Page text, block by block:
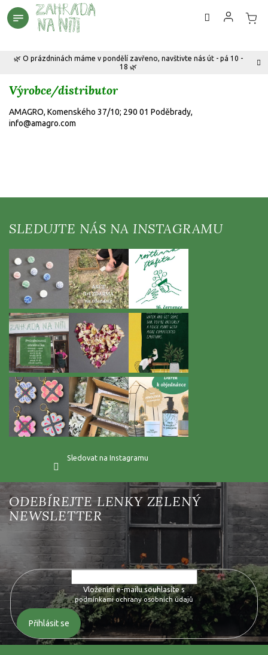
Přejít
na
🌿 O prázdninách máme v pondělí zavřeno, navštivte nás út - pá 10 -
18 🌿
Výrobce/distributor
AMAGRO, Komenského 37/10; 290 01 Poděbrady,
info@amagro.com
Sledovat na Instagramu
Vložte svůj e-mail a my vám budeme zasílat informace o nových
produktech na našem e-shopu.
Vložením e-mailu souhlasíte s
podmínkami ochrany osobních údajů
Přihlásit se